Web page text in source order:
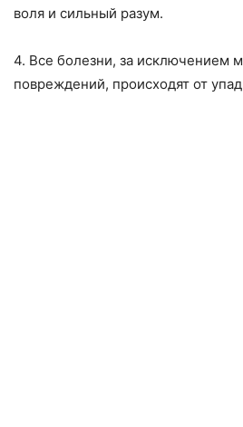
воля и сильный разум.
4. Все болезни, за исключением
повреждений, происходят от